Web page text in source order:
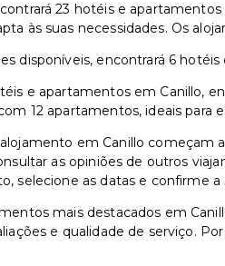
23 hotéis e
às suas necessidades. Os
disponíveis, encontrará 6
e apartamentos em Canillo,
12 apartamentos, ideais para
em Canillo começam
as opiniões de outros
selecione as datas e confirme
mais destacados em
e qualidade de serviço.